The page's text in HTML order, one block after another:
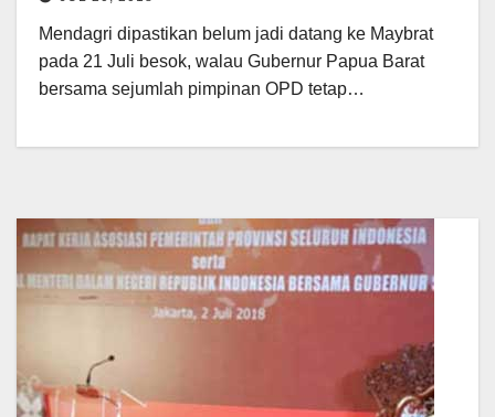
Mendagri dipastikan belum jadi datang ke Maybrat
pada 21 Juli besok, walau Gubernur Papua Barat
bersama sejumlah pimpinan OPD tetap…